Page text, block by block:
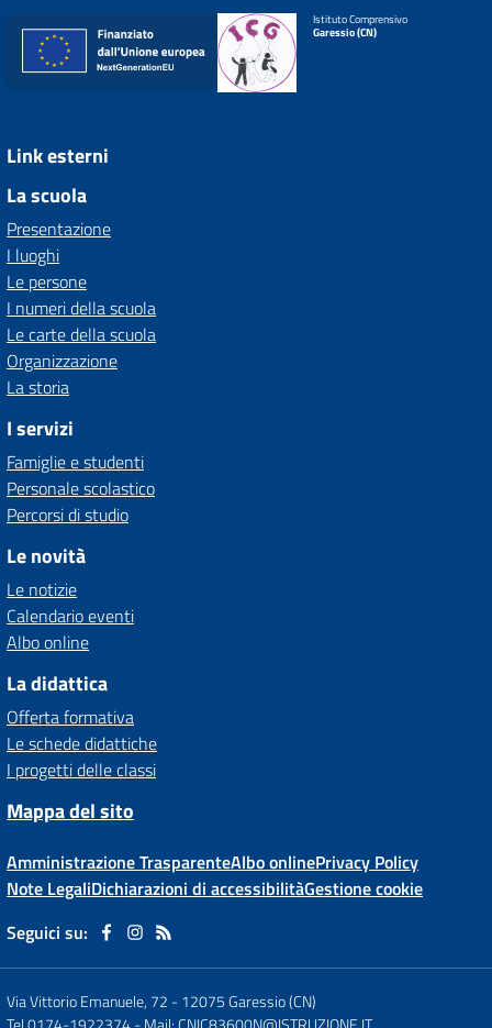
Istituto Comprensivo
Garessio (CN)
Link esterni
La scuola
Presentazione
I luoghi
Le persone
I numeri della scuola
Le carte della scuola
Organizzazione
La storia
I servizi
Famiglie e studenti
Personale scolastico
Percorsi di studio
Le novità
Le notizie
Calendario eventi
Albo online
La didattica
Offerta formativa
Le schede didattiche
I progetti delle classi
Mappa del sito
Amministrazione TrasparenteAlbo onlinePrivacy Policy
Note LegaliDichiarazioni di accessibilitàGestione cookie
Seguici su:
Via Vittorio Emanuele, 72 -12075 Garessio (CN)